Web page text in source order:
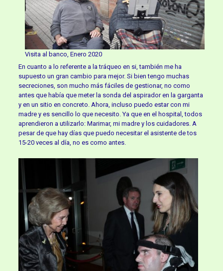
Visita al banco, Enero 2020
En cuanto a lo referente a la tráqueo en si, también me ha
supuesto un gran cambio para mejor. Si bien tengo muchas
secreciones, son mucho más fáciles de gestionar, no como
antes que había que meter la sonda del aspirador en la garganta
y en un sitio en concreto. Ahora, incluso puedo estar con mi
madre y es sencillo lo que necesito. Ya que en el hospital, todos
aprendieron a utilizarlo: Marimar, mi madre y los cuidadores. A
pesar de que hay días que puedo necesitar el asistente de tos
15-20 veces al día, no es como antes.